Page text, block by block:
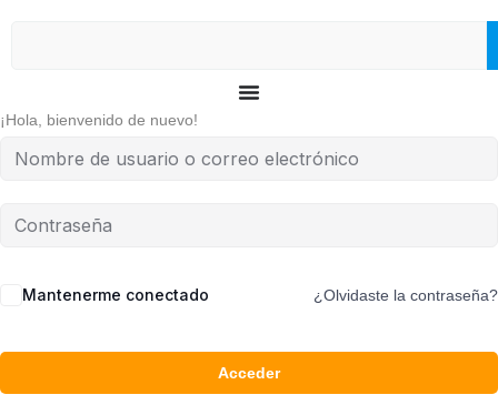
¡Hola, bienvenido de nuevo!
Mantenerme conectado ¿Olvidaste la contraseña?
Acceder